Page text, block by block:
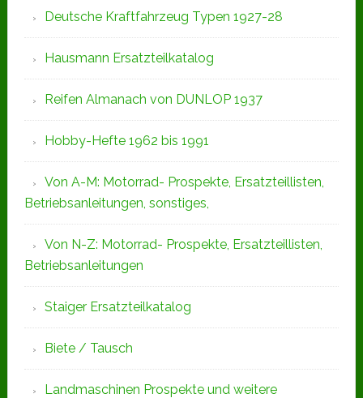
Deutsche Kraftfahrzeug Typen 1927-28
Hausmann Ersatzteilkatalog
Reifen Almanach von DUNLOP 1937
Hobby-Hefte 1962 bis 1991
Von A-M: Motorrad- Prospekte, Ersatzteillisten,
Betriebsanleitungen, sonstiges,
Von N-Z: Motorrad- Prospekte, Ersatzteillisten,
Betriebsanleitungen
Staiger Ersatzteilkatalog
Biete / Tausch
Landmaschinen Prospekte und weitere